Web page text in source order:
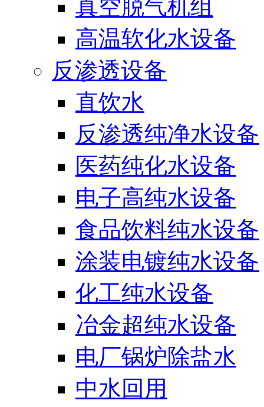
真空脱气机组
高温软化水设备
反渗透设备
直饮水
反渗透纯净水设备
医药纯化水设备
电子高纯水设备
食品饮料纯水设备
涂装电镀纯水设备
化工纯水设备
冶金超纯水设备
电厂锅炉除盐水
中水回用